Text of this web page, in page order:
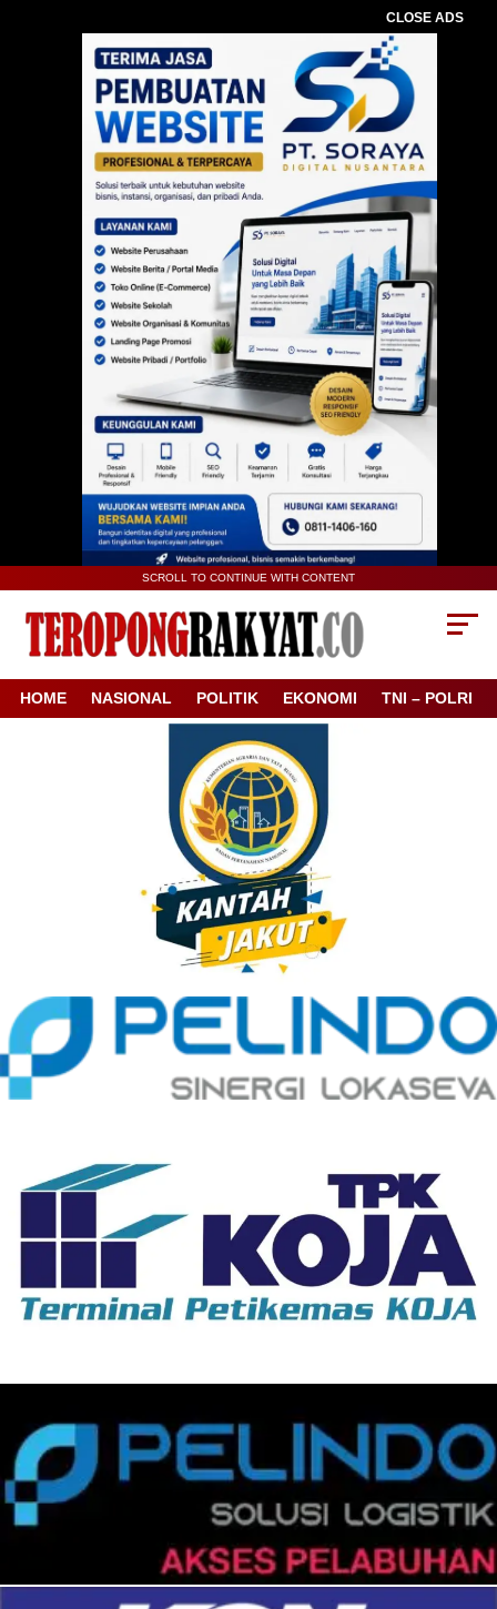
CLOSE ADS
SCROLL TO CONTINUE WITH CONTENT
HOME NASIONAL POLITIK EKONOMI TNI – POLRI